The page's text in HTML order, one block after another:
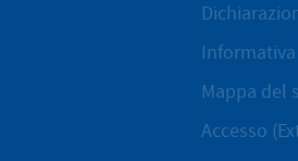
Mappa del
Accesso